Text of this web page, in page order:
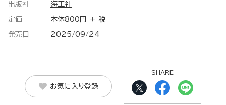
出版社 海王社
定価 本体800円 ＋ 税
発売日 2025/09/24
お気に入り登録
SHARE